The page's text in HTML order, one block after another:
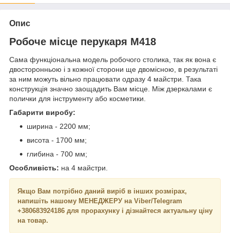
Опис
Робоче місце перукаря M418
Сама функціональна модель робочого столика, так як вона є
двосторонньою і з кожної сторони ще двомісною, в результаті
за ним можуть вільно працювати одразу 4 майстри. Така
конструкція значно заощадить Вам місце. Між дзеркалами є
полички для інструменту або косметики.
Габарити виробу:
ширина - 2200 мм;
висота - 1700 мм;
глибина - 700 мм;
Особливість: на 4 майстри.
Якщо Вам потрібно даний виріб в інших розмірах,
напишіть нашому МЕНЕДЖЕРУ на Viber/Telegram
+380683924186 для прорахунку і дізнайтеся актуальну ціну
на товар.